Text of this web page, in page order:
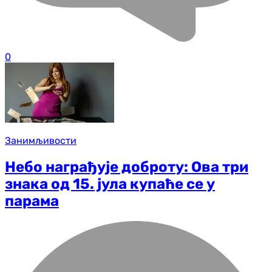
0
Занимљивости
Небо награђује доброту: Ова три
знака од 15. јула купаће се у
парама